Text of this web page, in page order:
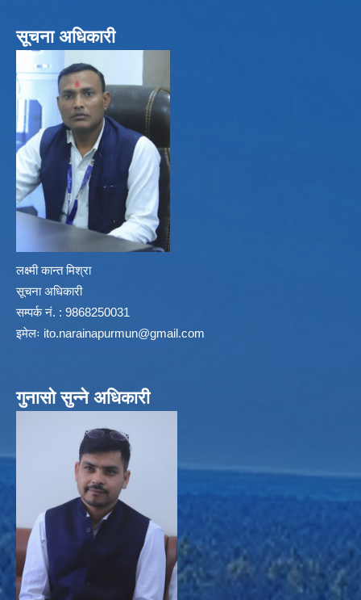
सूचना अधिकारी
लक्ष्मी कान्त मिश्रा
सूचना अधिकारी
सम्पर्क नं. : 9868250031
इमेलः ito.narainapurmun@gmail.com
गुनासो सुन्ने अधिकारी